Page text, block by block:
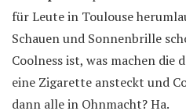
für Leute in Toulouse
Schauen und Sonnenbrille
Coolness ist, was machen die
eine Zigarette ansteckt und
dann alle in Ohnmacht? Ha.